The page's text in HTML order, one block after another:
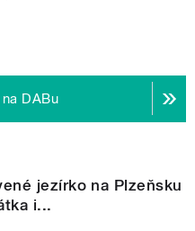
DABu
jezírko na Plzeňsku
i...